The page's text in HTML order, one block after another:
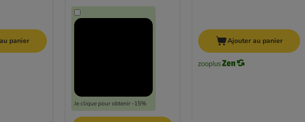
panier
Je clique pour obtenir -15%
Ajouter au panier